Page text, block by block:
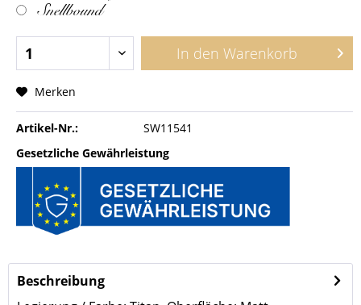
Snellbound
In den Warenkorb
Merken
Artikel-Nr.:
SW11541
Gesetzliche Gewährleistung
Beschreibung